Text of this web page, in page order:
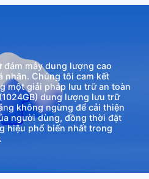
đám mây dung lượng cao
nhân. Chúng tôi cam kết
một giải pháp lưu trữ an toàn
dung lượng lưu trữ
không ngừng để cải thiện
người dùng, đồng thời đặt
hiệu phổ biến nhất trong